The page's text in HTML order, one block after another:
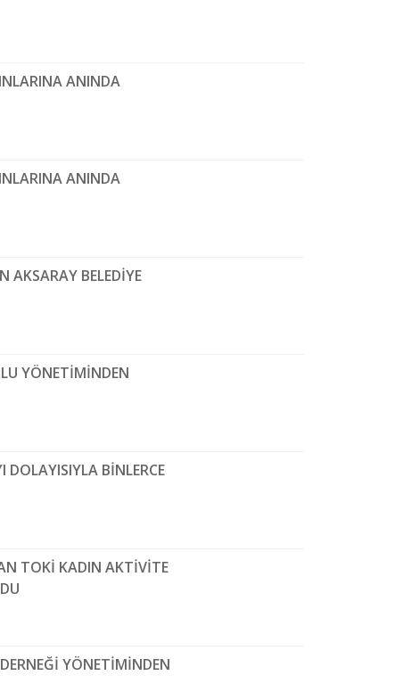
ANINDA
ANINDA
AKSARAY BELEDİYE
YÖNETİMİNDEN
DOLAYISIYLA BİNLERCE
TOKİ KADIN AKTİVİTE
YÖNETİMİNDEN